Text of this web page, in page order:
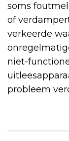
soms
of
verkeerde
niet-
probleem